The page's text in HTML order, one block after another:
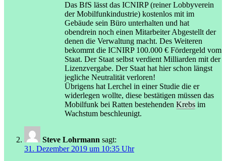
Das BfS lässt das ICNIRP (reiner Lobbyverein
der Mobilfunkindustrie) kostenlos mit im
Gebäude sein Büro unterhalten und hat
obendrein noch einen Mitarbeiter Abgestellt der
denen die Verwaltung macht. Des Weiteren
bekommt die ICNIRP 100.000 € Fördergeld vom
Staat. Der Staat selbst verdient Milliarden mit der
Lizenzvergabe. Der Staat hat hier schon längst
jegliche Neutralität verloren!
Übrigens hat Lerchel in einer Studie die er
widerlegen wollte, diese bestätigen müssen das
Mobilfunk bei Ratten bestehenden Krebs im
Wachstum beschleunigt.
Steve Lohrmann sagt:
31. Dezember 2019 um 10:35 Uhr